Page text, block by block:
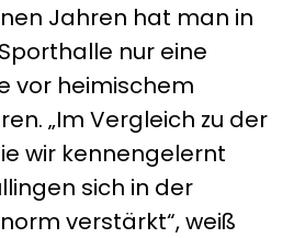
Jahren hat man in
nur eine
vor heimischem
„Im Vergleich zu der
wir kennengelernt
sich in der
verstärkt“, weiß